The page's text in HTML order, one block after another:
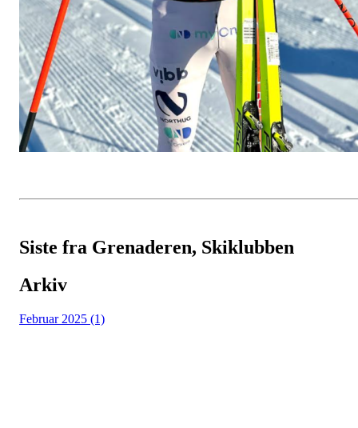
Siste fra Grenaderen, Skiklubben
Arkiv
Februar 2025 (1)